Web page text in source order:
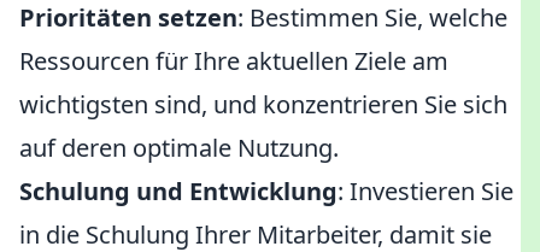
Prioritäten setzen: Bestimmen Sie, welche
Ressourcen für Ihre aktuellen Ziele am
wichtigsten sind, und konzentrieren Sie sich
auf deren optimale Nutzung.
Schulung und Entwicklung: Investieren Sie
in die Schulung Ihrer Mitarbeiter, damit sie